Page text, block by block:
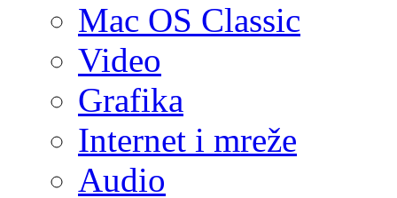
Mac OS Classic
Video
Grafika
Internet i mreže
Audio